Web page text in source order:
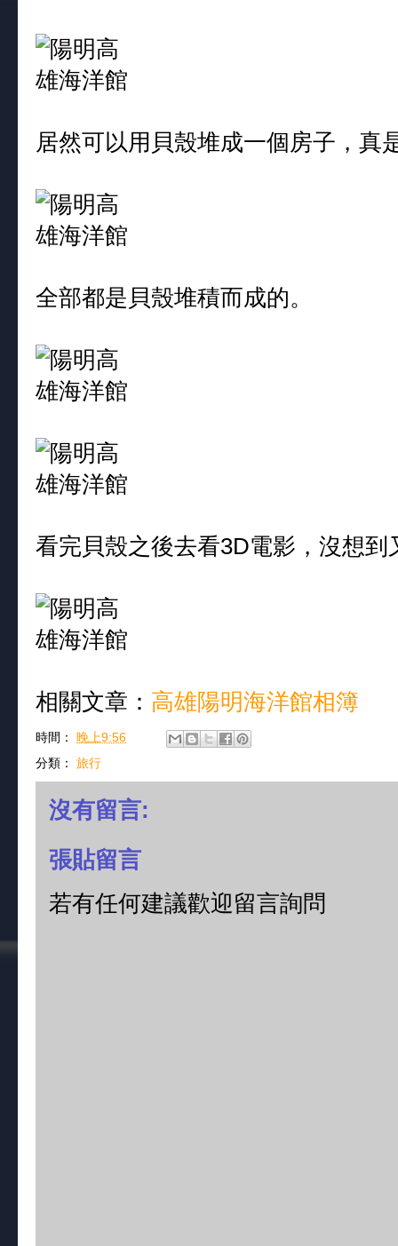
居然可以用貝殼堆成一個房子，真
全部都是貝殼堆積而成的。
看完貝殼之後去看3D電影，沒想
相關文章： 高雄陽明海洋館相簿
時間： 晚上9:56
分類： 旅行
沒有留言:
張貼留言
若有任何建議歡迎留言詢問